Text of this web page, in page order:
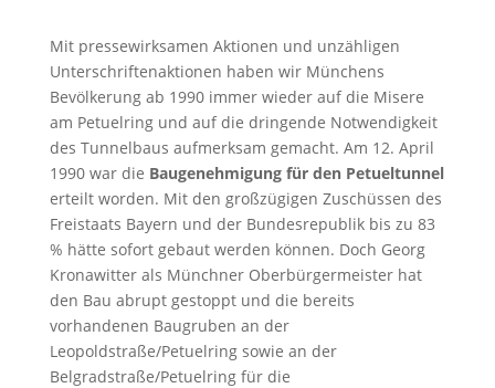
Mit pressewirksamen Aktionen und unzähligen
Unterschriftenaktionen haben wir Münchens
Bevölkerung ab 1990 immer wieder auf die Misere
am Petuelring und auf die dringende Notwendigkeit
des Tunnelbaus aufmerksam gemacht. Am 12. April
1990 war die Baugenehmigung für den Petueltunnel
erteilt worden. Mit den großzügigen Zuschüssen des
Freistaats Bayern und der Bundesrepublik bis zu 83
% hätte sofort gebaut werden können. Doch Georg
Kronawitter als Münchner Oberbürgermeister hat
den Bau abrupt gestoppt und die bereits
vorhandenen Baugruben an der
Leopoldstraße/Petuelring sowie an der
Belgradstraße/Petuelring für die